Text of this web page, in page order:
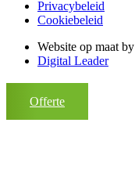
Privacybeleid
Cookiebeleid
Website op maat by
Digital Leader
Offerte